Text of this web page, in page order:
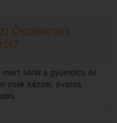
Őszibarack
sérül a gyümölcs és
csak kézzel, óvatos